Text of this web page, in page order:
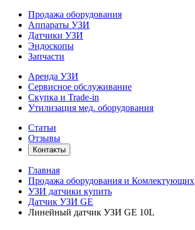
Продажа оборудования
Аппараты УЗИ
Датчики УЗИ
Эндоскопы
Запчасти
Аренда УЗИ
Сервисное обслуживание
Скупка и Trade-in
Утилизация мед. оборудования
Статьи
Отзывы
Контакты
Главная
Продажа оборудования и Комлектующих
УЗИ датчики купить
Датчик УЗИ GE
Линейный датчик УЗИ GE 10L